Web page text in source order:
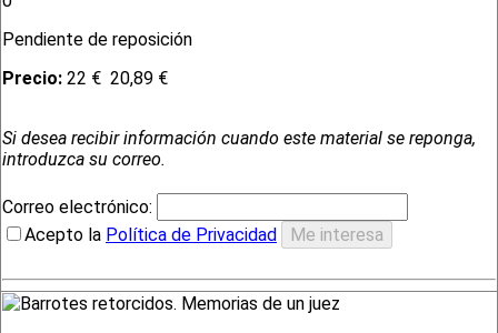
Pendiente de reposición
Precio: 22 € 20,89 €
Si desea recibir información cuando este material se reponga,
introduzca su correo.
Correo electrónico:
Acepto la Política de Privacidad